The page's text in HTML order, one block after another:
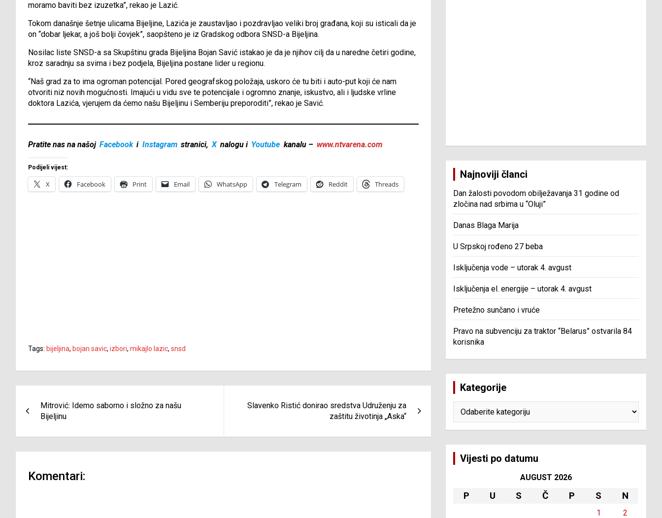
moramo baviti bez izuzetka”, rekao je Lazić.
Tokom današnje šetnje ulicama Bijeljine, Lazića je zaustavljao i pozdravljao veliki broj građana, koji su isticali da je
on “dobar ljekar, a još bolji čovjek”, saopšteno je iz Gradskog odbora SNSD-a Bijeljina.
Nosilac liste SNSD-a sa Skupštinu grada Bijeljina Bojan Savić istakao je da je njihov cilj da u naredne četiri godine,
kroz saradnju sa svima i bez podjela, Bijeljina postane lider u regionu.
“Naš grad za to ima ogroman potencijal. Pored geografskog položaja, uskoro će tu biti i auto-put koji će nam
otvoriti niz novih mogućnosti. Imajući u vidu sve te potencijale i ogromno znanje, iskustvo, ali i ljudske vrline
doktora Lazića, vjerujem da ćemo našu Bijeljinu i Semberiju preporoditi”, rekao je Savić.
Pratite nas na našoj Facebook i Instagram stranici, X nalogu i Youtube kanalu – www.ntvarena.com
Podijeli vijest:
X Facebook Print Email WhatsApp Telegram Reddit Threads
Tags: bijeljina, bojan savic, izbori, mikajlo lazic, snsd
članaka
Mitrović: Idemo saborno i složno za našu
Bijeljinu
Slavenko Ristić donirao sredstva Udruženju za
zaštitu životinja „Aska“
Komentari:
Najnoviji članci
Dan žalosti povodom obilježavanja 31 godine od
zločina nad srbima u “Oluji”
Danas Blaga Marija
U Srpskoj rođeno 27 beba
Isključenja vode – utorak 4. avgust
Isključenja el. energije – utorak 4. avgust
Pretežno sunčano i vruće
Pravo na subvenciju za traktor “Belarus” ostvarila 84
korisnika
Kategorije
Vijesti po datumu
AUGUST 2026
P U S Č P S N
1
2